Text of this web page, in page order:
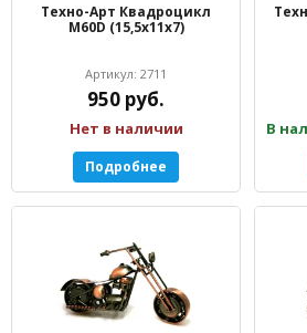
Техно-Арт Квадроцикл
М60D (15,5х11х7)
Артикул: 2711
950 руб.
Нет в наличии
Подробнее
В